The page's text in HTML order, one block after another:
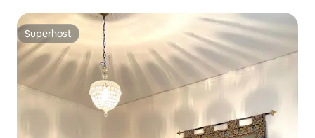
Superhost
Superhost